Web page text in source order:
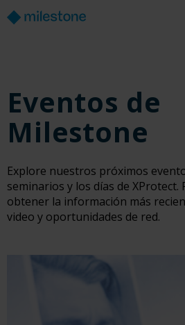
Eventos de
Milestone
Explore nuestros próximos
seminarios y los días de XProtect.
obtener la información más
video y oportunidades de red.